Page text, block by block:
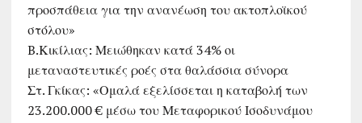
προσπάθεια για την ανανέωση του ακτοπλοϊκού
στόλου»
B.Κικίλιας: Μειώθηκαν κατά 34% οι
μεταναστευτικές ροές στα θαλάσσια σύνορα
Στ. Γκίκας: «Ομαλά εξελίσσεται η καταβολή των
23.200.000 € μέσω του Μεταφορικού Ισοδυνάμου